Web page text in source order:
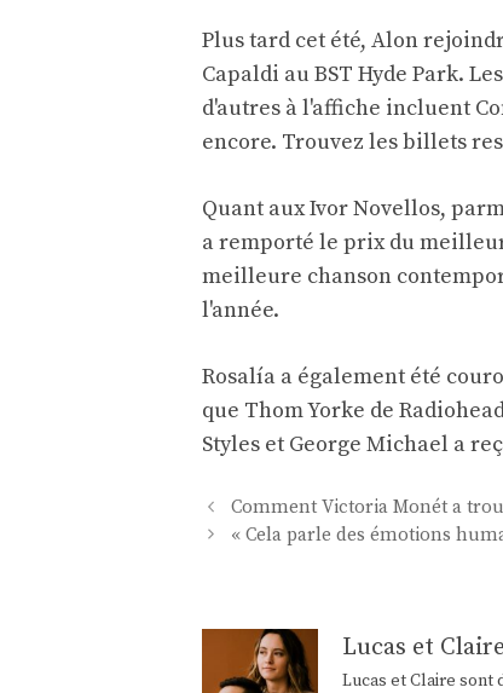
Plus tard cet été, Alon
Capaldi au BST Hyde Park.
d'autres à l'affiche incluent
encore. Trouvez les billets
Quant aux Ivor Novellos,
a remporté le prix du
meilleure chanson
l'année.
Rosalía a également été
que Thom Yorke de
Styles et George Michael a
Navigation
des
Comment Victoria Monét a
« Cela parle des émotions
Lucas et Claire
Lucas et Claire sont